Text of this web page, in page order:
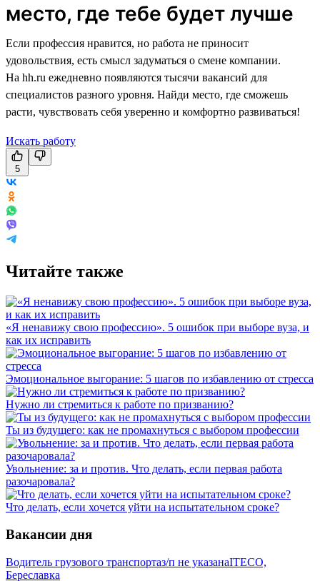
место, где тебе будет лучше
Если профессия нравится, но работа не приносит
удовольствия, есть смысл задуматься о смене компании.
На hh.ru ежедневно появляются тысячи вакансий для
специалистов разного уровня. Найди место, где сможешь
расти, чувствовать себя уверенно и комфортно развиваться!
Искать работу
5
Читайте также
«Я ненавижу свою профессию». 5 ошибок при выборе вуза, и
как их исправить
Эмоциональное выгорание: 5 шагов по избавлению от стресса
Нужно ли стремиться к работе по призванию?
Ты из будущего: как не промахнуться с выбором профессии
Увольнение: за и против. Что делать, если первая работа
разочаровала?
Что делать, если хочется уйти на испытательном сроке?
Вакансии дня
Водитель грузового транспортаз/п не указанаITECO,
Береславка